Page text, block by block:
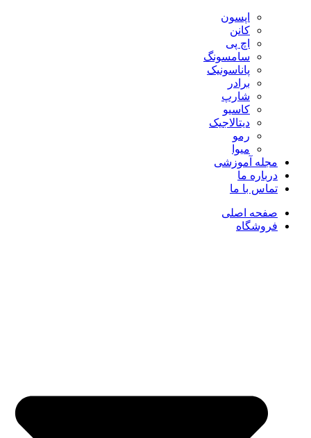
اپسون
کانن
اچ پی
سامسونگ
پاناسونیک
برادر
شارپ
کاسیو
دیتالاجیک
رمو
میوا
مجله آموزشی
درباره ما
تماس با ما
صفحه اصلی
فروشگاه